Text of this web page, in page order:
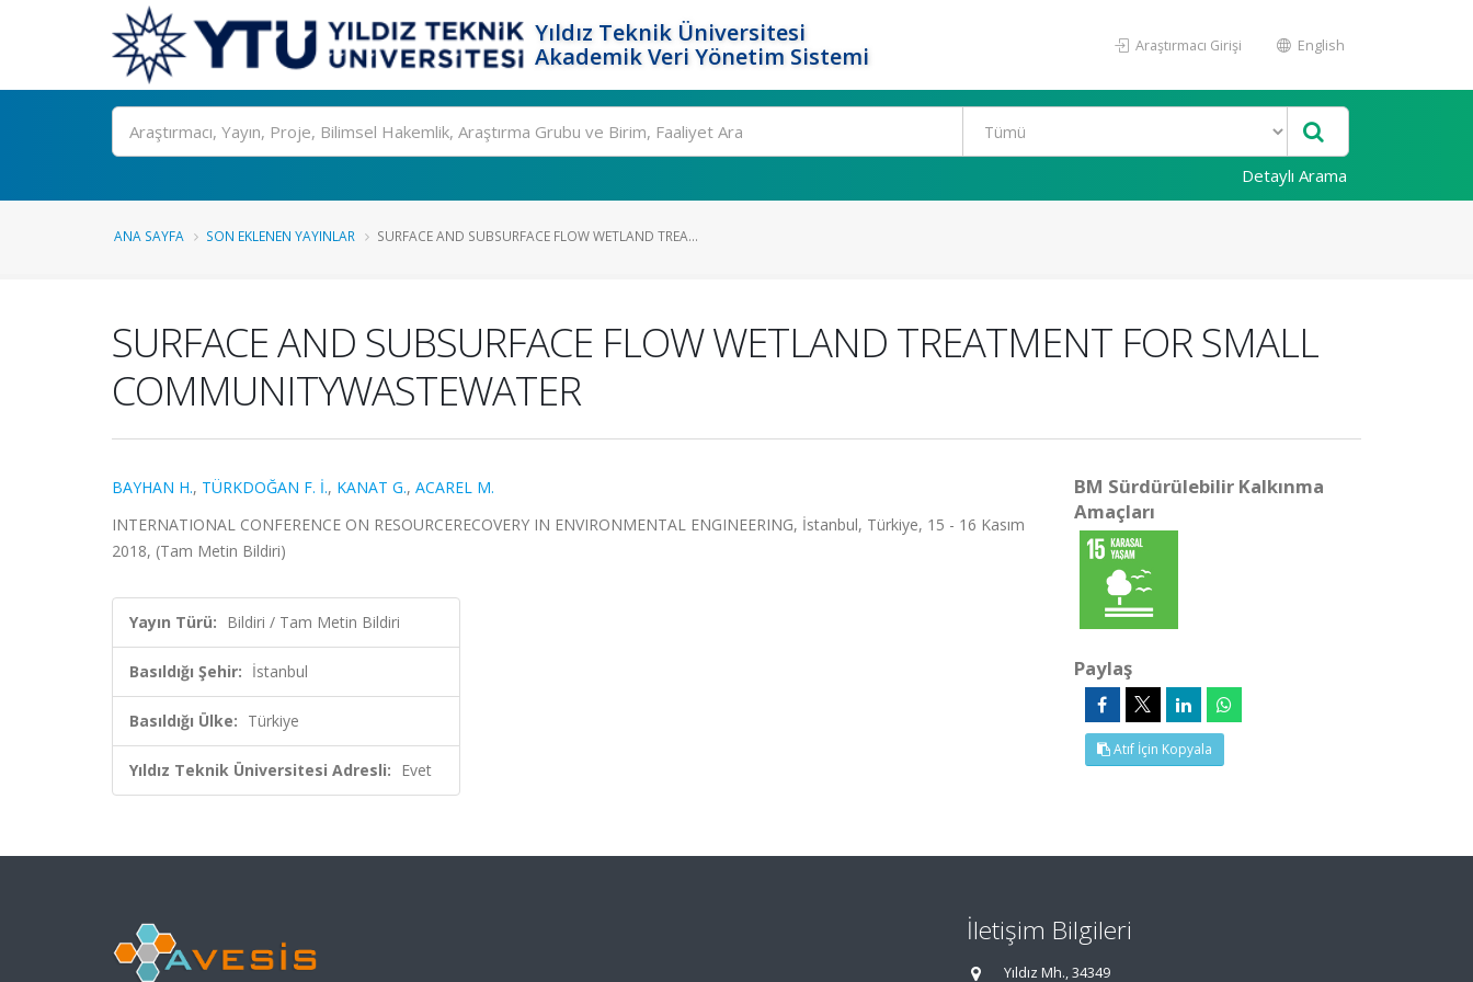
Yıldız Teknik Üniversitesi
Akademik Veri Yönetim Sistemi
Araştırmacı Girişi English
Ara
Detaylı Arama
ANA SAYFA SON EKLENEN YAYINLAR SURFACE AND SUBSURFACE FLOW WETLAND TREA...
SURFACE AND SUBSURFACE FLOW WETLAND TREATMENT FOR SMALL
COMMUNITYWASTEWATER
BAYHAN H., TÜRKDOĞAN F. İ., KANAT G., ACAREL M.
INTERNATIONAL CONFERENCE ON RESOURCERECOVERY IN ENVIRONMENTAL ENGINEERING, İstanbul, Türkiye, 15 - 16 Kasım
2018, (Tam Metin Bildiri)
Yayın Türü: Bildiri / Tam Metin Bildiri
Basıldığı Şehir: İstanbul
Basıldığı Ülke: Türkiye
Yıldız Teknik Üniversitesi Adresli: Evet
BM Sürdürülebilir Kalkınma
Amaçları
Paylaş
Atıf İçin Kopyala
İletişim Bilgileri
Yıldız Mh., 34349